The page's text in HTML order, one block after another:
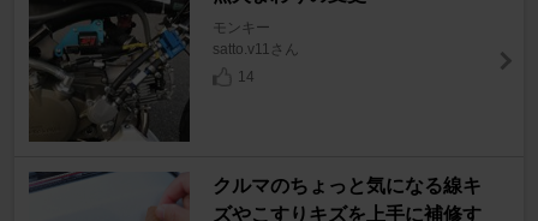
モンキー
satto.v11さん
14
クルマのちょっと気になる線キ
ズやこすりキズを上手に補修す